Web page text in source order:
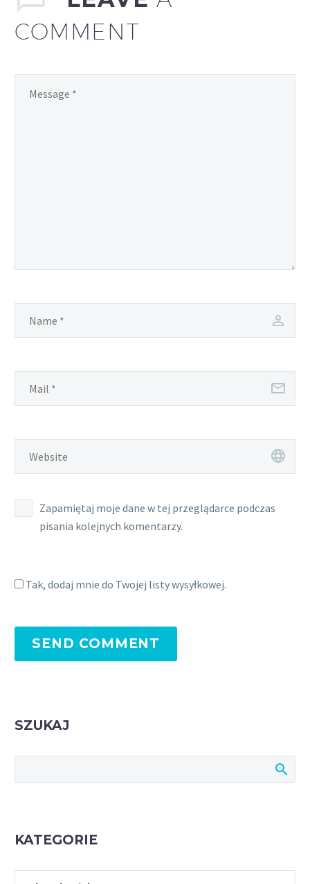
COMMENT
Zapamiętaj moje dane w tej przeglądarce podczas
pisania kolejnych komentarzy.
Tak, dodaj mnie do Twojej listy wysyłkowej.
SEND COMMENT
SZUKAJ
KATEGORIE